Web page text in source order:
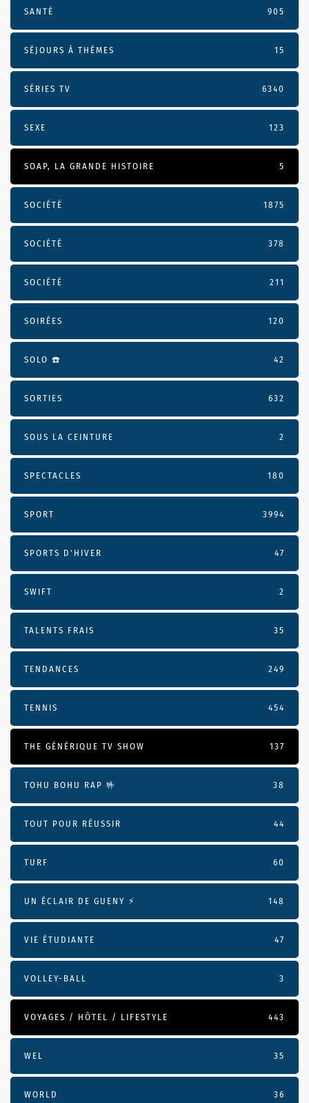
SANTÉ 905
SÉJOURS À THÈMES 15
SÉRIES TV 6340
SEXE 123
SOAP, LA GRANDE HISTOIRE 5
SOCIÉTÉ 1875
SOCIÉTÉ 378
SOCIÉTÉ 211
SOIRÉES 120
SOLO ☎️ 42
SORTIES 632
SOUS LA CEINTURE 2
SPECTACLES 180
SPORT 3994
SPORTS D'HIVER 47
SWIFT 2
TALENTS FRAIS 35
TENDANCES 249
TENNIS 454
THE GÉNÉRIQUE TV SHOW 137
TOHU BOHU RAP 🤟 38
TOUT POUR RÉUSSIR 44
TURF 60
UN ÉCLAIR DE GUENY ⚡️ 148
VIE ÉTUDIANTE 47
VOLLEY-BALL 3
VOYAGES / HÔTEL / LIFESTYLE 443
WEL 35
WORLD 36